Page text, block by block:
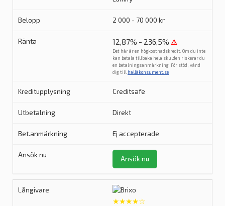
2 000 - 70 000 kr
12,87% - 236,5% ⚠
Det här är en högkostnadskredit. Om du inte
kan betala tillbaka hela skulden riskerar du
en betalningsanmärkning. För stöd, vänd
dig till hallåkonsument.se
Creditsafe
Direkt
Ej accepterade
Ansök nu
★★★★☆